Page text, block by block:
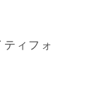
ィフォ